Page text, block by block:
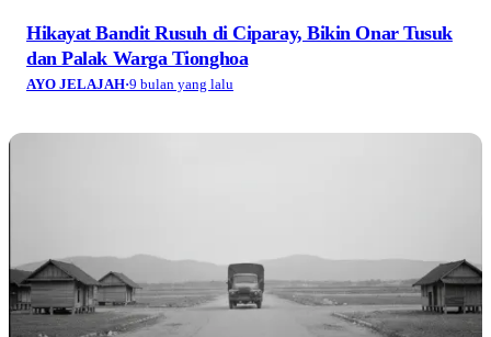
Hikayat Bandit Rusuh di Ciparay, Bikin Onar Tusuk
dan Palak Warga Tionghoa
AYO JELAJAH·9 bulan yang lalu